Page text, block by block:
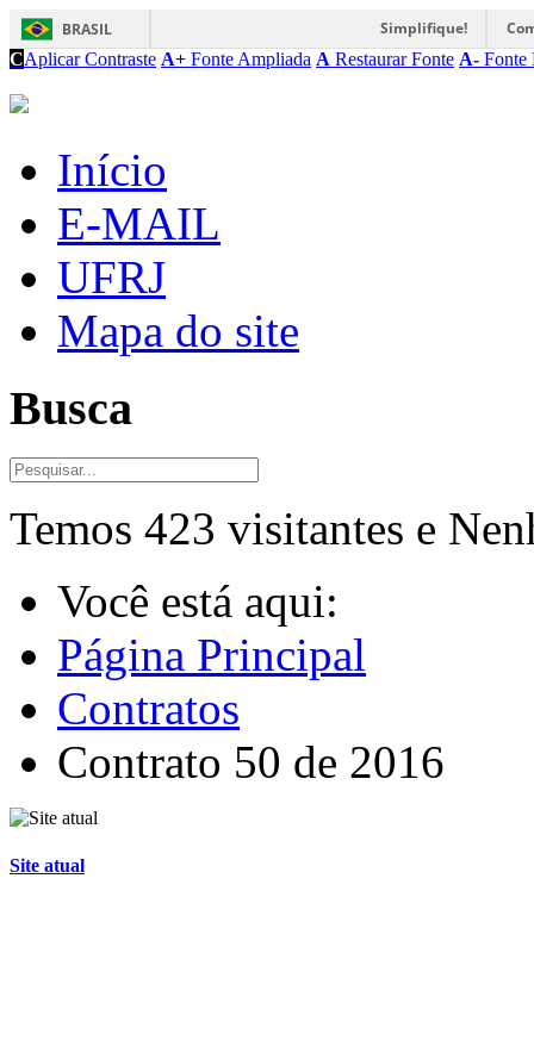
BRASIL Simplifique!
CAplicar Contraste A+ Fonte Ampliada A Restaurar Fonte A- Fonte
Início
E-MAIL
UFRJ
Mapa do site
Busca
Temos 423 visitantes e
Você está aqui:
Página Principal
Contratos
Contrato 50 de 2016
Site atual